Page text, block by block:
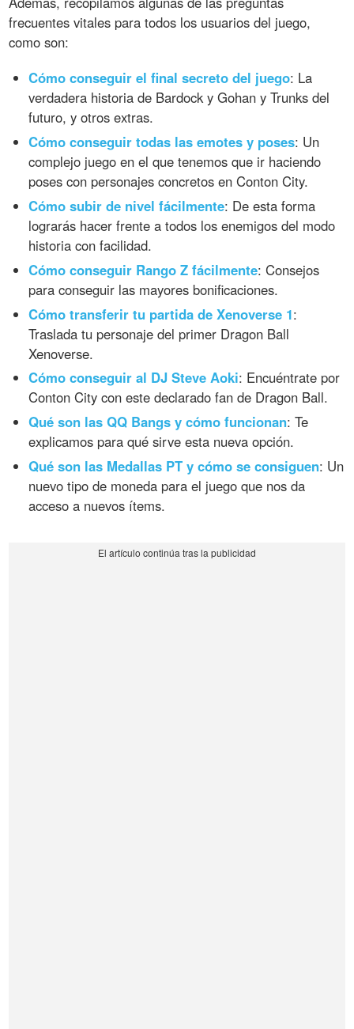
frecuentes vitales para todos los usuarios del juego,
como son:
Cómo conseguir el final secreto del juego: La
verdadera historia de Bardock y Gohan y Trunks del
futuro, y otros extras.
Cómo conseguir todas las emotes y poses: Un
complejo juego en el que tenemos que ir haciendo
poses con personajes concretos en Conton City.
Cómo subir de nivel fácilmente: De esta forma
lograrás hacer frente a todos los enemigos del modo
historia con facilidad.
Cómo conseguir Rango Z fácilmente: Consejos
para conseguir las mayores bonificaciones.
Cómo transferir tu partida de Xenoverse 1:
Traslada tu personaje del primer Dragon Ball
Xenoverse.
Cómo conseguir al DJ Steve Aoki: Encuéntrate por
Conton City con este declarado fan de Dragon Ball.
Qué son las QQ Bangs y cómo funcionan: Te
explicamos para qué sirve esta nueva opción.
Qué son las Medallas PT y cómo se consiguen: Un
nuevo tipo de moneda para el juego que nos da
acceso a nuevos ítems.